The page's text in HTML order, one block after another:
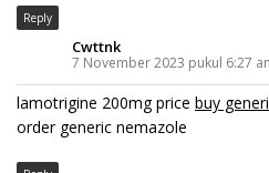
Reply
Cwttnk
7 November 2023 pukul 6:27
lamotrigine 200mg price buy
order generic nemazole